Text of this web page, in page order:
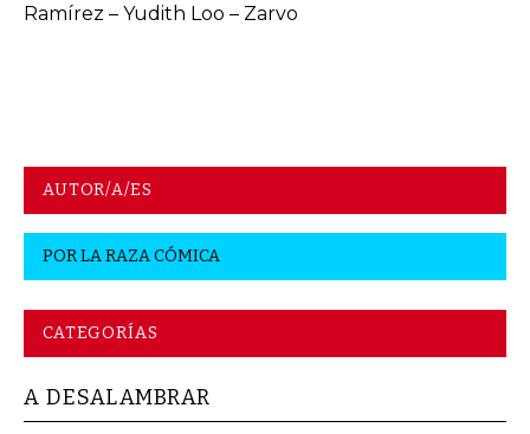
Ramírez – Yudith Loo – Zarvo
AUTOR/A/ES
PORLA RAZA CÓMICA
CATEGORÍAS
A DESALAMBRAR